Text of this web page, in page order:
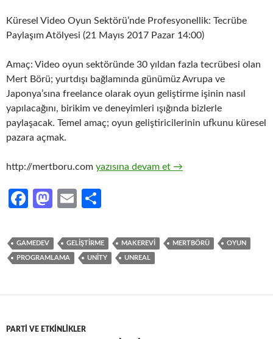
Küresel Video Oyun Sektörü’nde Profesyonellik: Tecrübe
Paylaşım Atölyesi (21 Mayıs 2017 Pazar 14:00)
Amaç: Video oyun sektöründe 30 yıldan fazla tecrübesi olan
Mert Börü; yurtdışı bağlamında günümüz Avrupa ve
Japonya’sına freelance olarak oyun geliştirme işinin nasıl
yapılacağını, birikim ve deneyimleri ışığında bizlerle
paylaşacak. Temel amaç; oyun geliştiricilerinin ufkunu küresel
pazara açmak.
http://mertboru.com Küresel Video Oyun Sektörü’nde
yazısına devam et →
Fa
b
o
k
M
to
d
n
E
ail ar
e
GAMEDEV GELIŞTIRME MAKEREVI MERTBÖRÜ OYUN
PROGRAMLAMA UNITY UNREAL
PARTI VE ETKINLIKLER